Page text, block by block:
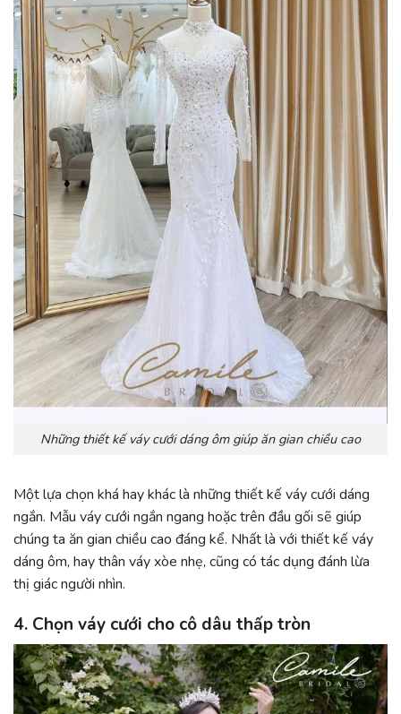
Những thiết kế váy cưới dáng ôm giúp ăn gian chiều cao
Một lựa chọn khá hay khác là những thiết kế váy cưới dáng
ngắn. Mẫu váy cưới ngắn ngang hoặc trên đầu gối sẽ giúp
chúng ta ăn gian chiều cao đáng kể. Nhất là với thiết kế váy
dáng ôm, hay thân váy xòe nhẹ, cũng có tác dụng đánh lừa
thị giác người nhìn.
4. Chọn váy cưới cho cô dâu thấp tròn